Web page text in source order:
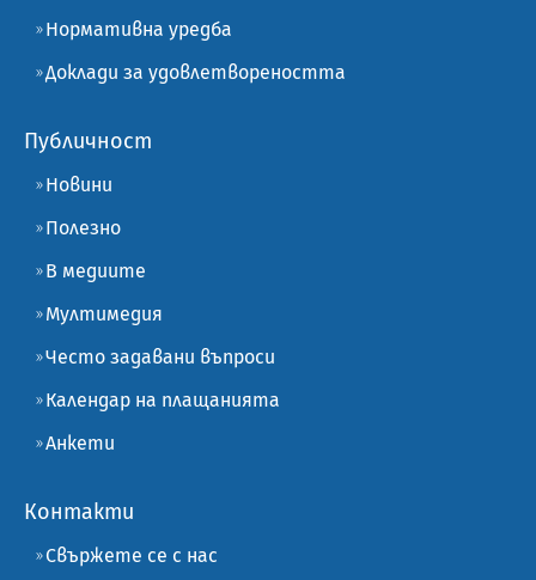
Нормативна уредба
Доклади за удовлетвореността
Публичност
Новини
Полезно
В медиите
Мултимедия
Често задавани въпроси
Календар на плащанията
Анкети
Контакти
Свържете се с нас